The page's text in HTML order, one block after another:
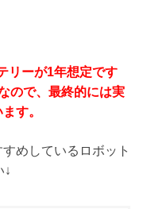
リーが1年想定です
ので、 最終的には実
す。
めしているロボット
↓